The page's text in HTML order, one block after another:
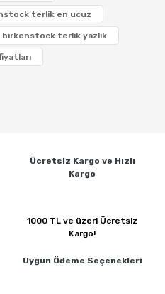
terlik en ucuz
birkenstock terlik yazlık
Ücretsiz Kargo ve Hızlı
Kargo
1000 TL ve üzeri Ücretsiz
Kargo!
Uygun Ödeme Seçenekleri